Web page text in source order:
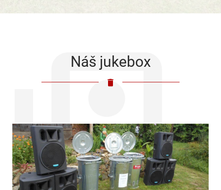
Náš jukebox